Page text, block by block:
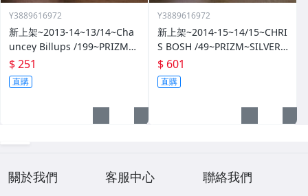
Y3889616972
新上架~2013-14~13/14~Cha
uncey Billups /199~PRIZM~S
ILVER~藍亮~限量/199~10601
14-1
$ 251
直購
Y3889616972
新上架~2014-15~14/15~CHRI
S BOSH /49~PRIZM~SILVER~
紅亮~低限量/49~1060114-1
$ 601
直購
關於我們 客服中心 聯絡我們